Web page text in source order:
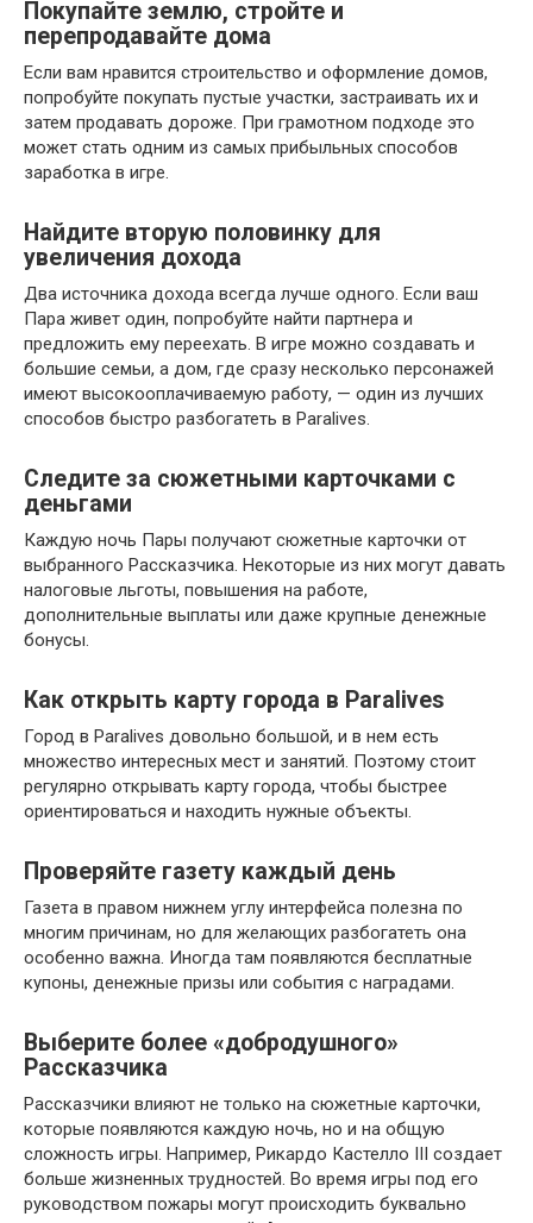
Покупайте землю, стройте и
перепродавайте дома
Если вам нравится строительство и оформление домов,
попробуйте покупать пустые участки, застраивать их и
затем продавать дороже. При грамотном подходе это
может стать одним из самых прибыльных способов
заработка в игре.
Найдите вторую половинку для
увеличения дохода
Два источника дохода всегда лучше одного. Если ваш
Пара живет один, попробуйте найти партнера и
предложить ему переехать. В игре можно создавать и
большие семьи, а дом, где сразу несколько персонажей
имеют высокооплачиваемую работу, — один из лучших
способов быстро разбогатеть в Paralives.
Следите за сюжетными карточками с
деньгами
Каждую ночь Пары получают сюжетные карточки от
выбранного Рассказчика. Некоторые из них могут давать
налоговые льготы, повышения на работе,
дополнительные выплаты или даже крупные денежные
бонусы.
Как открыть карту города в Paralives
Город в Paralives довольно большой, и в нем есть
множество интересных мест и занятий. Поэтому стоит
регулярно открывать карту города, чтобы быстрее
ориентироваться и находить нужные объекты.
Проверяйте газету каждый день
Газета в правом нижнем углу интерфейса полезна по
многим причинам, но для желающих разбогатеть она
особенно важна. Иногда там появляются бесплатные
купоны, денежные призы или события с наградами.
Выберите более «добродушного»
Рассказчика
Рассказчики влияют не только на сюжетные карточки,
которые появляются каждую ночь, но и на общую
сложность игры. Например, Рикардо Кастелло III создает
больше жизненных трудностей. Во время игры под его
руководством пожары могут происходить буквально